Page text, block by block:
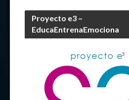
Proyecto e3 –
EducaEntrenaEmociona